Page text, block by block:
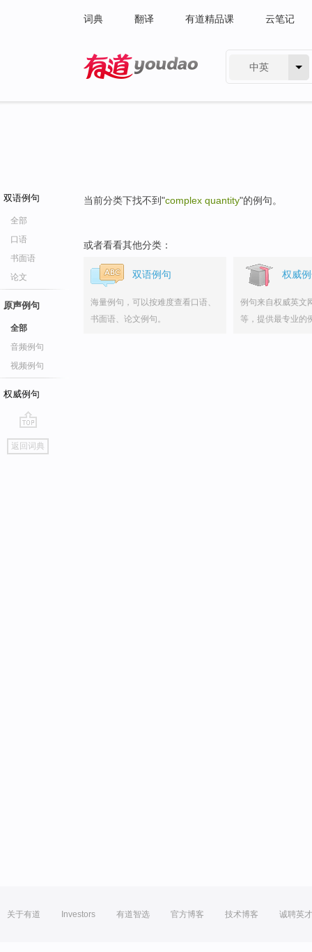
词典 翻译 有道精品课 云笔记
中英
双语例句
全部
口语
书面语
论文
原声例句
全部
音频例句
视频例句
权威例句
go
top
返回词典
当前分类下找不到"complex quantity"的例句。
或者看看其他分类：
双语例句
海量例句，可以按难度查看口语、
书面语、论文例句。
权威
例句来自权威英文
等，提供最专业的
关于有道 Investors 有道智选 官方博客 技术博客 诚聘英才